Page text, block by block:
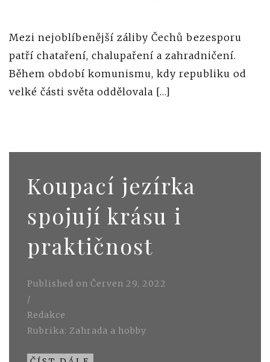
Mezi nejoblíbenější záliby Čechů bezesporu
patří chataření, chalupaření a zahradničení.
Během období komunismu, kdy republiku od
velké části světa oddělovala […]
Koupací jezírka
spojují krásu i
praktičnost
Published on Červen 29, 2022
/
Redakce
Rubrika: Zahrada a hobby